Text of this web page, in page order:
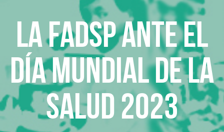
La FADSP ante el
Día Mundial de la
Salud 2023